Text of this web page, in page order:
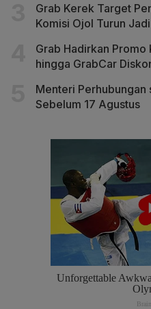
Grab Kerek Target
Komisi Ojol Turun
Grab Hadirkan
hingga GrabCar
Menteri
Sebelum 17 Agustus